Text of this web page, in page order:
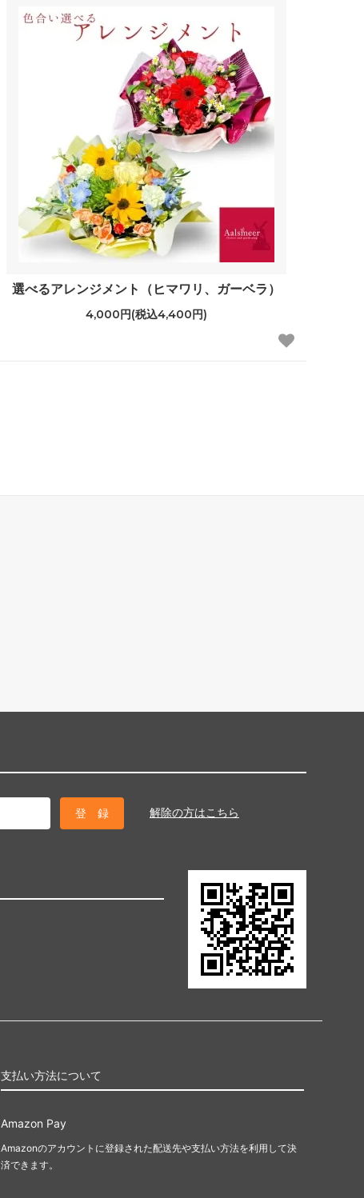
選べるアレンジメント（ヒマワリ、ガーベラ）
4,000円(税込4,400円)
解除の方はこちら
支払い方法について
Amazon Pay
Amazonのアカウントに登録された配送先や支払い方法を利用して決
済できます。